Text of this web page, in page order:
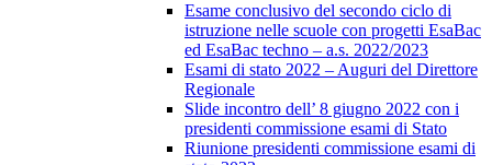
Esame conclusivo del secondo ciclo di
istruzione nelle scuole con progetti EsaBac
ed EsaBac techno – a.s. 2022/2023
Esami di stato 2022 – Auguri del Direttore
Regionale
Slide incontro dell’ 8 giugno 2022 con i
presidenti commissione esami di Stato
Riunione presidenti commissione esami di